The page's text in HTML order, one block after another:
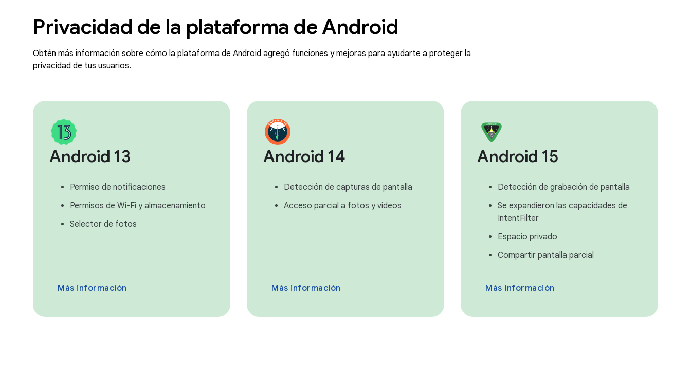
Privacidad de la plataforma de Android
Obtén más información sobre cómo la plataforma de Android agregó funciones y mejoras para ayudarte a proteger la
privacidad de tus usuarios.
Android 13
Permiso de notificaciones
Permisos de Wi-Fi y almacenamiento
Selector de fotos
Más información
Android 14
Detección de capturas de pantalla
Acceso parcial a fotos y videos
Más información
Android 15
Detección de grabación de pantalla
Se expandieron las capacidades de
IntentFilter
Espacio privado
Compartir pantalla parcial
Más información